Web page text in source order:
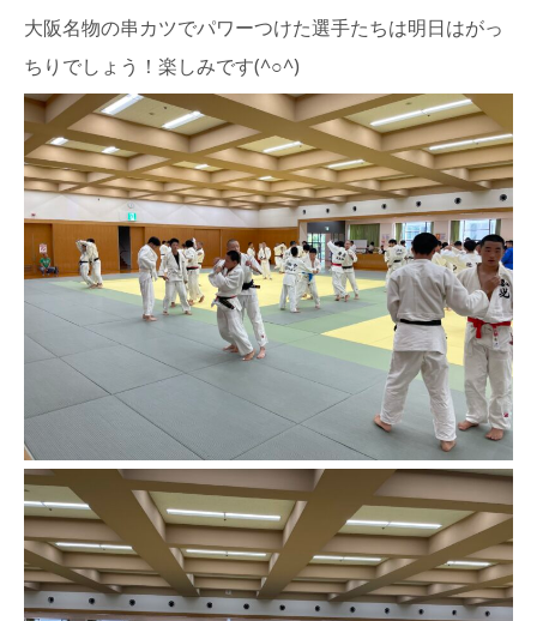
大阪名物の串カツでパワーつけた選手たちは明日はがっ
ちりでしょう！楽しみです(^○^)